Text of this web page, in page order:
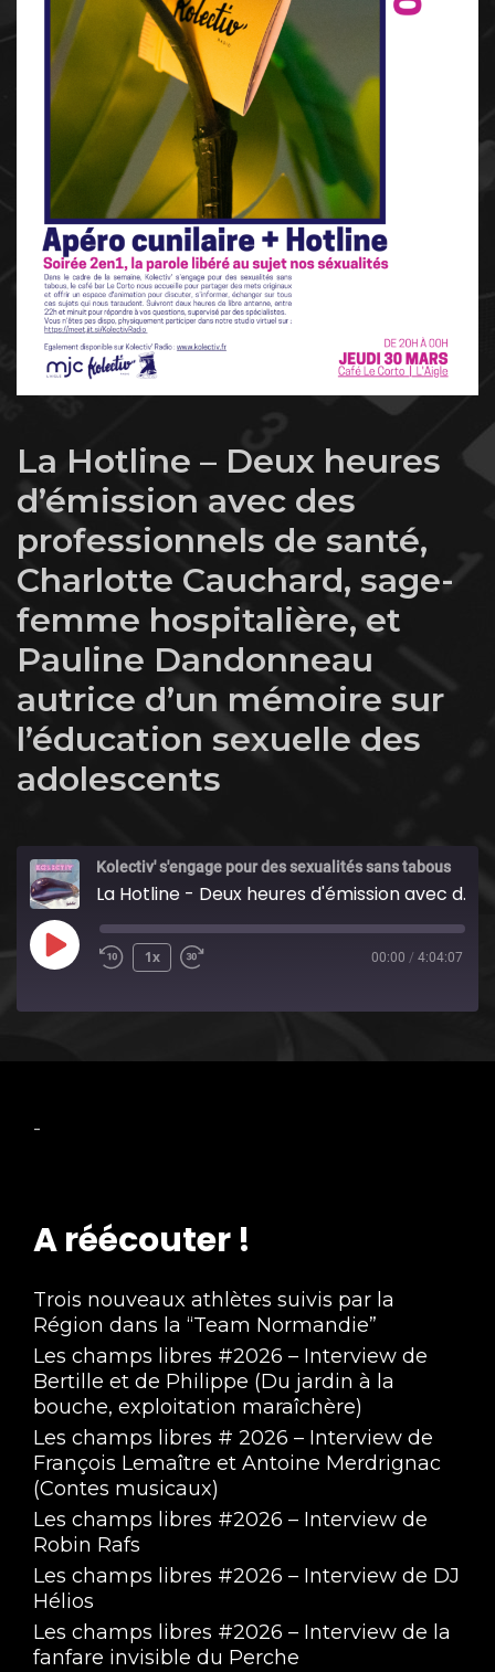
La Hotline – Deux heures
d’émission avec des
professionnels de santé,
Charlotte Cauchard, sage-
femme hospitalière, et
Pauline Dandonneau
autrice d’un mémoire sur
l’éducation sexuelle des
adolescents
Kolectiv' s'engage pour des sexualités sans tabous
La Hotline - Deux heures d'émission avec des professionnels de santé, Charlotte Cauchard, sage-femme hospitalière, et Pauline Dandonneau autrice d'un mémoire sur l'éducation sexuelle des adolescents
Play
1x 00:00 / 4:04:07
-
A réécouter !
Trois nouveaux athlètes suivis par la
Région dans la “Team Normandie”
Les champs libres #2026 – Interview de
Bertille et de Philippe (Du jardin à la
bouche, exploitation maraîchère)
Les champs libres # 2026 – Interview de
François Lemaître et Antoine Merdrignac
(Contes musicaux)
Les champs libres #2026 – Interview de
Robin Rafs
Les champs libres #2026 – Interview de DJ
Hélios
Les champs libres #2026 – Interview de la
fanfare invisible du Perche